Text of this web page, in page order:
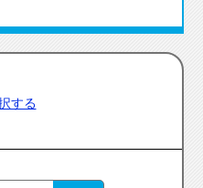
ービスについて
いて
ついて
老人ホーム
老人ホーム
ウチシルベ
ウチシルベ